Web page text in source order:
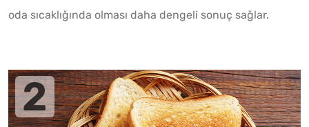
oda sıcaklığında olması daha dengeli sonuç sağlar.